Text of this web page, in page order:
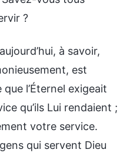
à savoir,
est
l’Éternel exigeait
qu’ils Lui rendaient ;
votre service.
qui servent Dieu